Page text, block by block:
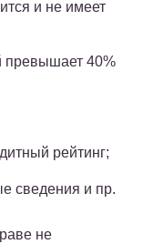
и не имеет
превышает 40%
рейтинг;
сведения и пр.
не